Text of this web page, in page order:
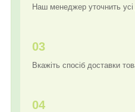
Наш менеджер уточнить усі
03
Вкажіть спосіб доставки
04